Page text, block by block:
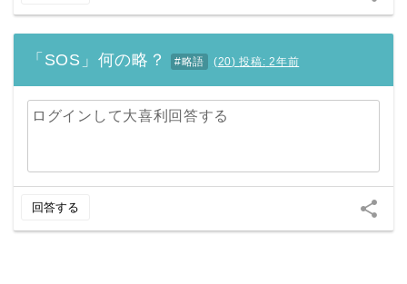
「SOS」何の略？ #略語 (20)投稿: 2年前
ログインして大喜利回答する
回答する share